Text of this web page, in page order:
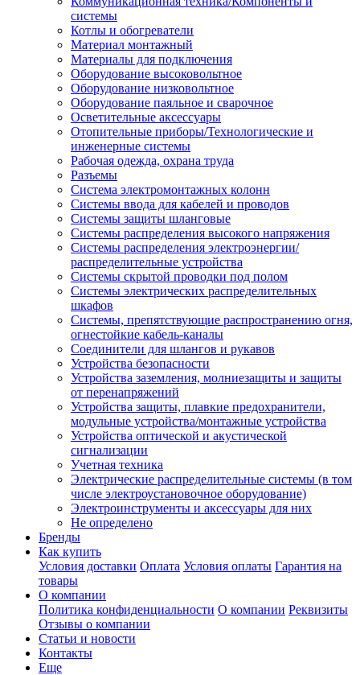
системы
Котлы и обогреватели
Материал монтажный
Материалы для подключения
Оборудование высоковольтное
Оборудование низковольтное
Оборудование паяльное и сварочное
Осветительные аксессуары
Отопительные приборы/Технологические и
инженерные системы
Рабочая одежда, охрана труда
Разъемы
Система электромонтажных колонн
Системы ввода для кабелей и проводов
Системы защиты шланговые
Системы распределения высокого напряжения
Системы распределения электроэнергии/
распределительные устройства
Системы скрытой проводки под полом
Системы электрических распределительных
шкафов
Системы, препятствующие распространению огня,
огнестойкие кабель-каналы
Соединители для шлангов и рукавов
Устройства безопасности
Устройства заземления, молниезащиты и защиты
от перенапряжений
Устройства защиты, плавкие предохранители,
модульные устройства/монтажные устройства
Устройства оптической и акустической
сигнализации
Учетная техника
Электрические распределительные системы (в том
числе электроустановочное оборудование)
Электроинструменты и аксессуары для них
Не определено
Бренды
Как купить
Условия доставки Оплата Условия оплаты Гарантия на
товары
О компании
Политика конфиденциальности О компании Реквизиты
Отзывы о компании
Статьи и новости
Контакты
Еще